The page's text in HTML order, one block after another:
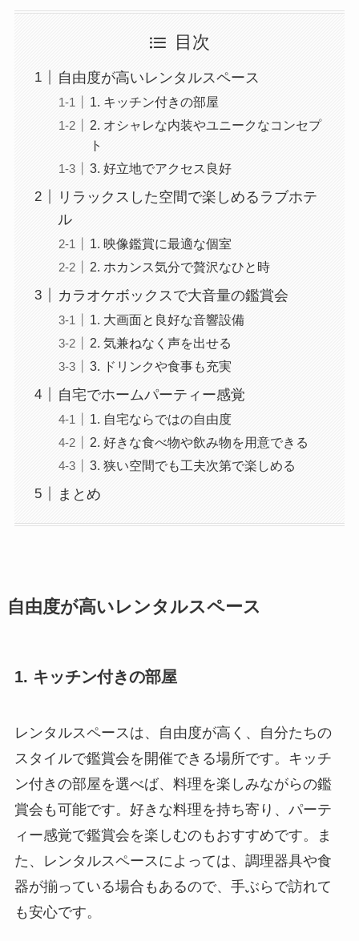
目次
自由度が高いレンタルスペース
1. キッチン付きの部屋
2. オシャレな内装やユニークなコンセプ
ト
3. 好立地でアクセス良好
リラックスした空間で楽しめるラブホテ
ル
1. 映像鑑賞に最適な個室
2. ホカンス気分で贅沢なひと時
カラオケボックスで大音量の鑑賞会
1. 大画面と良好な音響設備
2. 気兼ねなく声を出せる
3. ドリンクや食事も充実
自宅でホームパーティー感覚
1. 自宅ならではの自由度
2. 好きな食べ物や飲み物を用意できる
3. 狭い空間でも工夫次第で楽しめる
まとめ
自由度が高いレンタルスペース
1. キッチン付きの部屋
レンタルスペースは、自由度が高く、自分たちの
スタイルで鑑賞会を開催できる場所です。キッチ
ン付きの部屋を選べば、料理を楽しみながらの鑑
賞会も可能です。好きな料理を持ち寄り、パーテ
ィー感覚で鑑賞会を楽しむのもおすすめです。ま
た、レンタルスペースによっては、調理器具や食
器が揃っている場合もあるので、手ぶらで訪れて
も安心です。